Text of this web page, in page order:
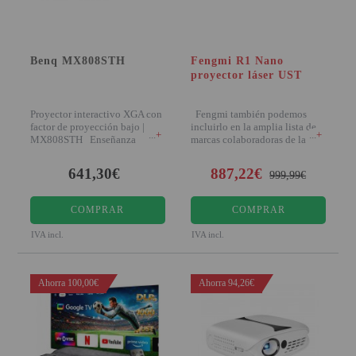
PROYECTOR FULLHD Y HD
PROYECTOR CON TDT
PROYECTOR CON WIFI
PROYECTOR DE LED
PROYECTOR DE TIRO
PROYECTOR PARA CINE EN
CASA
PROYECTOR PARA
EDUCACION
Benq MX808STH
Proyector interactivo XGA con
factor de proyección bajo |
MX808STH Enseñanza
+
641,30€
COMPRAR
IVA incl.
Fengmi R1 Nano
proyector láser UST
Fengmi también podemos
incluirlo en la amplia lista de
marcas colaboradoras de la
+
887,22€ 999,99€
COMPRAR
IVA incl.
Ahorra 100,00€ Ahorra 94,26€